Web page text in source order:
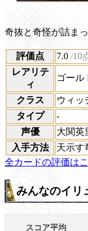
奇抜と奇怪が詰ま
評価点 7.0 /10
レアリテ
ィ
ゴール
クラス
ウィッ
タイプ
-
声優
大関英
入手方法
天示す
全カードの評価は
みんなのイリ